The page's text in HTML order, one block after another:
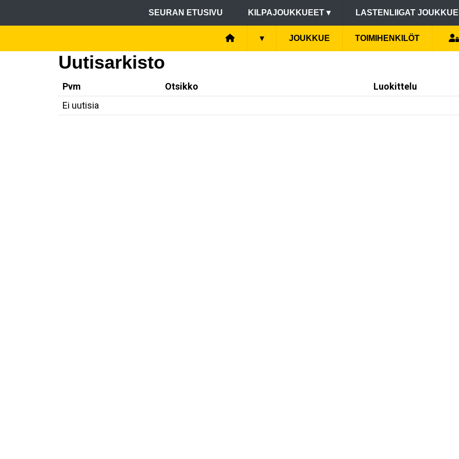
SEURAN ETUSIVU KILPAJOUKKUEET ▾ LASTENLIIGAT
▾ JOUKKUE TOIMIHENKILÖT
Uutisarkisto
Pvm Otsikko
Luokittelu
Ei uutisia